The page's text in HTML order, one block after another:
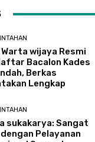
Warta wijaya Resmi
Bacalon Kades
Berkas
Lengkap
sukakarya: Sangat
dengan Pelayanan